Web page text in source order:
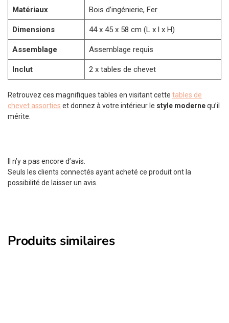
Matériaux Bois d’ingénierie, Fer
Dimensions 44 x 45 x 58 cm (L x l x H)
Assemblage Assemblage requis
Inclut 2 x tables de chevet
Retrouvez ces magnifiques tables en visitant cette tables de
chevet assorties et donnez à votre intérieur le style modernequ’il
mérite.
Il n’y a pas encore d’avis.
Seuls les clients connectés ayant acheté ce produit ont la
possibilité de laisser un avis.
Produits similaires